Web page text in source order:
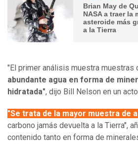
Brian May de
NASA a traer la
asteroide más
a la Tierra
"El primer análisis muestra muestras
abundante agua en forma de
hidratada", dijo Bill Nelson en un
"Se trata de la mayor muestra de
carbono jamás devuelta a la Tierra",
contenido tanto en forma de